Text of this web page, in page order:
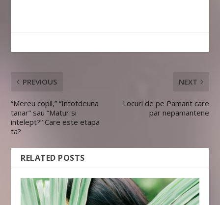
PREVIOUS
“Mereu copil,” “Intotdeuna
tanar” sau “Matur si
intelept?” Care este etapa
ta?
NEXT
Locuri de pe Pamant care
par nepamantene
RELATED POSTS